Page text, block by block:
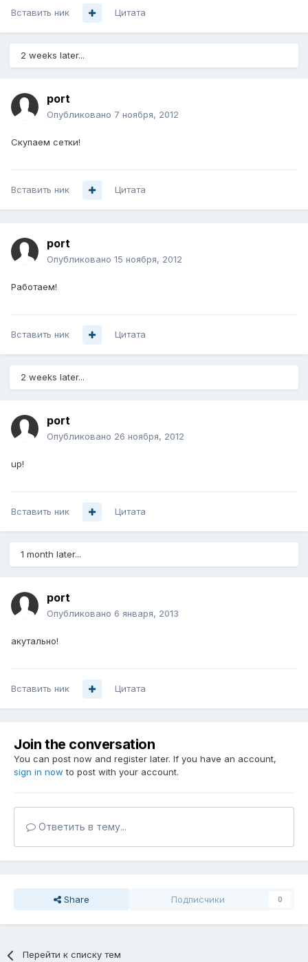
Вставить ник Цитата
2 weeks later...
port
Опубликовано 7 ноября, 2012
Скупаем сетки!
Вставить ник Цитата
port
Опубликовано 15 ноября, 2012
Работаем!
Вставить ник Цитата
2 weeks later...
port
Опубликовано 26 ноября, 2012
up!
Вставить ник Цитата
1 month later...
port
Опубликовано 6 января, 2013
акутально!
Вставить ник Цитата
Join the conversation
You can post now and register later. If you have an account,
sign in now to post with your account.
Ответить в тему...
Share Подписчики 0
Перейти к списку тем